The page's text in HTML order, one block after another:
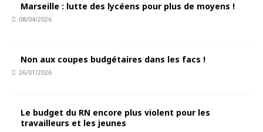
Marseille : lutte des lycéens pour plus de moyens !
08/04/2026
Non aux coupes budgétaires dans les facs !
26/01/2026
Le budget du RN encore plus violent pour les
travailleurs et les jeunes